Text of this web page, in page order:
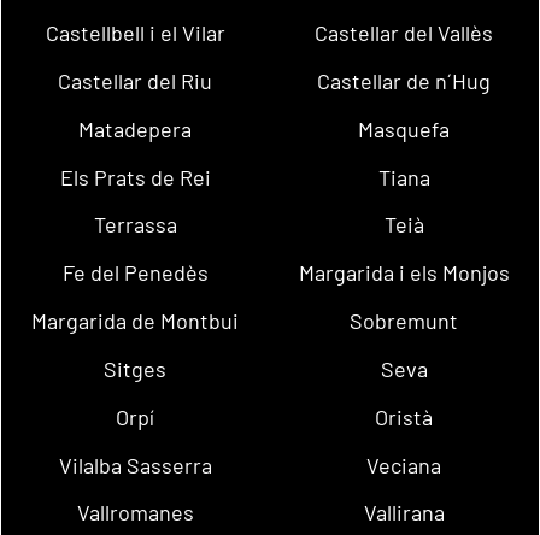
Castellbell i el Vilar
Castellar del Vallès
Castellar del Riu
Castellar de n´Hug
Matadepera
Masquefa
Els Prats de Rei
Tiana
Terrassa
Teià
Fe del Penedès
Margarida i els Monjos
Margarida de Montbui
Sobremunt
Sitges
Seva
Orpí
Oristà
Vilalba Sasserra
Veciana
Vallromanes
Vallirana